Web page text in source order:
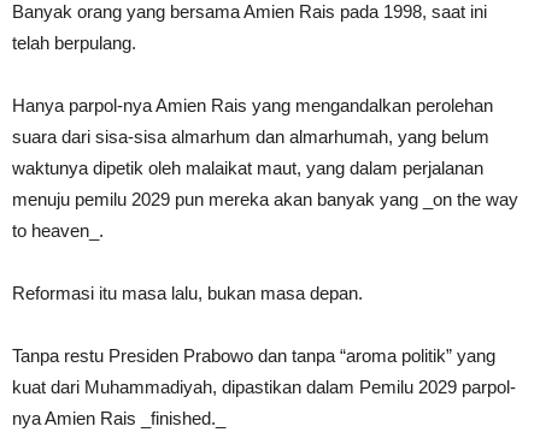
Banyak orang yang bersama Amien Rais pada 1998, saat ini
telah berpulang.
Hanya parpol-nya Amien Rais yang mengandalkan perolehan
suara dari sisa-sisa almarhum dan almarhumah, yang belum
waktunya dipetik oleh malaikat maut, yang dalam perjalanan
menuju pemilu 2029 pun mereka akan banyak yang _on the way
to heaven_.
Reformasi itu masa lalu, bukan masa depan.
Tanpa restu Presiden Prabowo dan tanpa “aroma politik” yang
kuat dari Muhammadiyah, dipastikan dalam Pemilu 2029 parpol-
nya Amien Rais _finished._